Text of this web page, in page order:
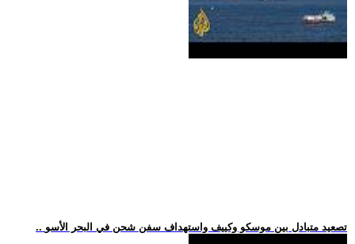
.. تصعيد متبادل بين موسكو وكييف واستهداف سفن شحن في البحر الأسو